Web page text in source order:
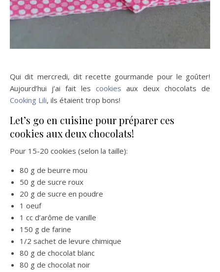
Qui dit mercredi, dit recette gourmande pour le goûter!
Aujourd’hui j’ai fait les cookies aux deux chocolats de
Cooking Lili, ils étaient trop bons!
Let’s go en cuisine pour préparer ces
cookies aux deux chocolats!
Pour 15-20 cookies (selon la taille):
80 g de beurre mou
50 g de sucre roux
20 g de sucre en poudre
1 oeuf
1 cc d’arôme de vanille
150 g de farine
1/2 sachet de levure chimique
80 g de chocolat blanc
80 g de chocolat noir